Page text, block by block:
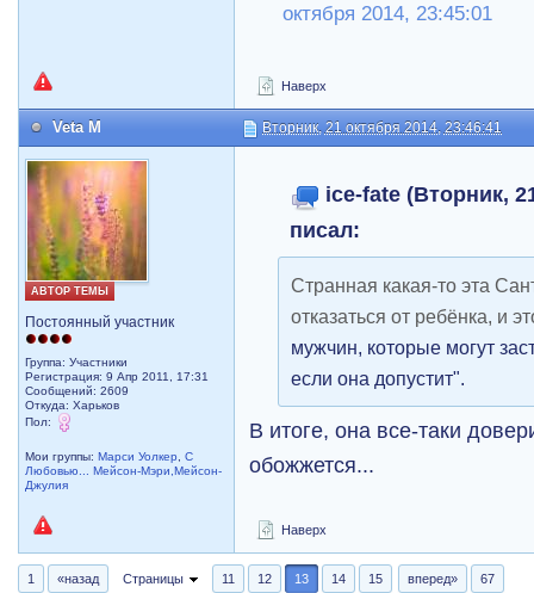
октября 2014, 23:45:01
Наверх
Veta M Вторник, 21 октября 2014, 23:46:41
АВТОР ТЕМЫ
Постоянный участник
Группа: Участники
Регистрация: 9 Апр 2011, 17:31
Сообщений: 2609
Откуда: Харьков
Пол:
Мои группы:Марси Уолкер ,С
Любовью... Мейсон-Мэри,Мейсон-
Джулия
ice-fate (Вторник,
писал:
Странная какая-то эта
отказаться от ребёнка, и
мужчин, которые могут
если она допустит".
В итоге, она все-таки
обожжется...
Наверх
1 «назад Страницы 11 12 13 14 15 вперед» 67